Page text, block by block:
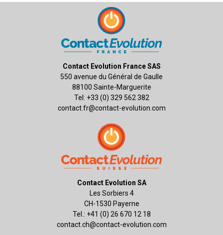
Contact Evolution France SAS
550 avenue du Général de Gaulle
88100 Sainte-Marguerite
Tel: +33 (0) 329 562 382
contact.fr@contact-evolution.com
Contact Evolution SA
Les Sorbiers 4
CH-1530 Payerne
Tel.: +41 (0) 26 670 12 18
contact.ch@contact-evolution.com